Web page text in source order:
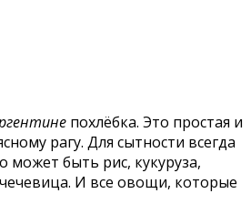
похлёбка. Это простая и
рагу. Для сытности всегда
может быть рис, кукуруза,
И все овощи, которые